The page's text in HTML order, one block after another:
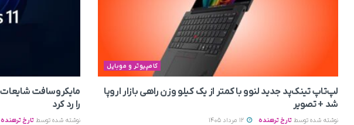
کامپیوتر و موبایل
لپ‌تاپ تینک‌پد جدید لنوو با کمتر از یک کیلو وزن راهی بازار اروپا
شد + تصویر
نوشته شده توسط تارخ ترهنده
را رد کرد
نوشته شده توسط تارخ ترهنده